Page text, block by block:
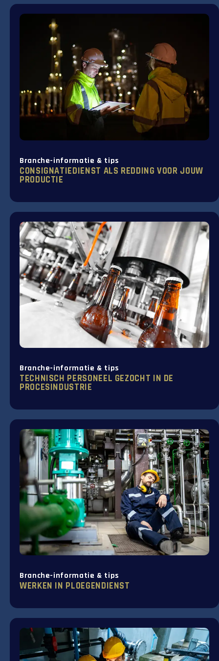
CONSIGNATIEDIENST ALS REDDING VOOR JOUW
PRODUCTIE
Branche-informatie & tips
TECHNISCH PERSONEEL GEZOCHT IN DE
PROCESINDUSTRIE
Branche-informatie & tips
WERKEN IN PLOEGENDIENST
Branche-informatie & tips